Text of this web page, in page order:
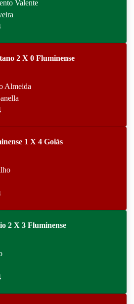
Valente
2 X 0 Fluminense
Almeida
1 X 4 Goiás
2 X 3 Fluminense